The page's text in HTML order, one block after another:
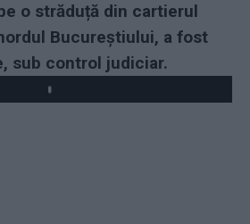
o străduță din cartierul
Bucureștiului, a fost
sub control judiciar.